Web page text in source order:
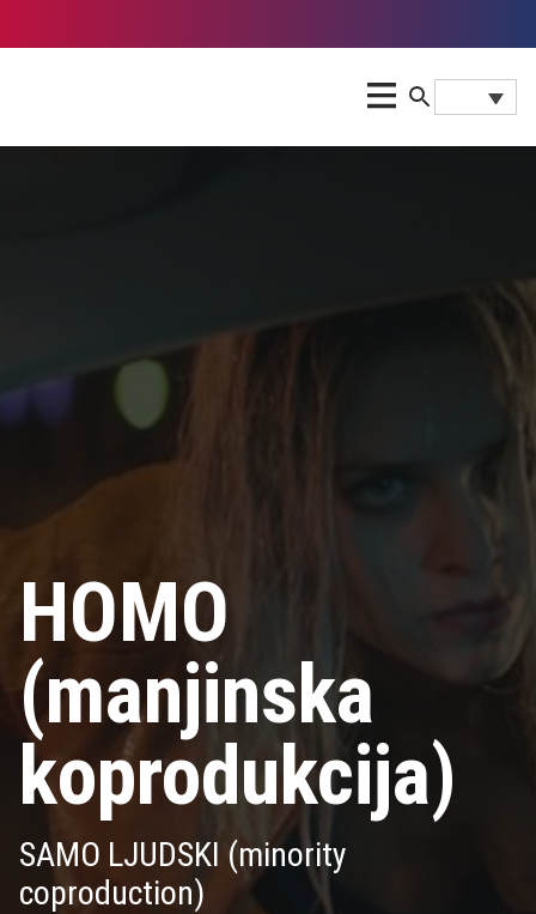
HOMO
(manjinska
koprodukcija)
SAMO LJUDSKI (minority
coproduction)